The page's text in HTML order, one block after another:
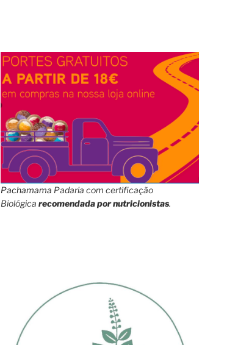
Pachamama Padaria com certificação
Biológica recomendada por nutricionistas.